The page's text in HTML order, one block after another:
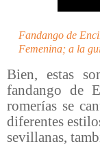
Fandango de
Femenina; a la
Bien, estas
fandango de
romerías se
diferentes
sevillanas,